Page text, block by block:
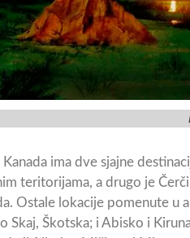
Kanada ima dve sjajne
teritorijama, a drugo je
Ostale lokacije pomenute u
Skaj, Škotska; i Abisko i